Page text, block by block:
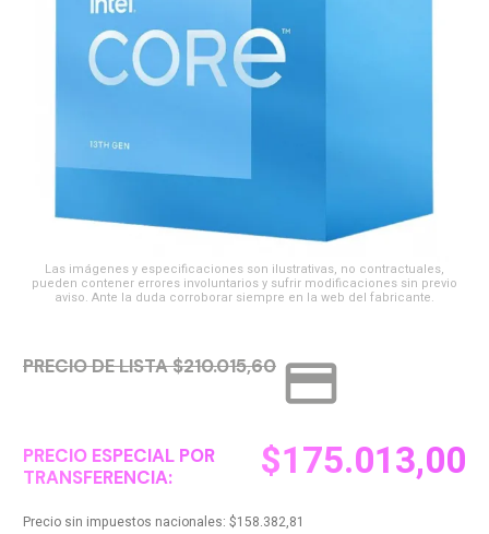
Las imágenes y especificaciones son ilustrativas, no contractuales,
pueden contener errores involuntarios y sufrir modificaciones sin previo
aviso. Ante la duda corroborar siempre en la web del fabricante.
PRECIO DE LISTA $210.015,60 credit_card
PRECIO ESPECIAL POR
TRANSFERENCIA:
$175.013,00
Precio sin impuestos nacionales: $158.382,81